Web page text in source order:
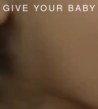
GIVE YOUR